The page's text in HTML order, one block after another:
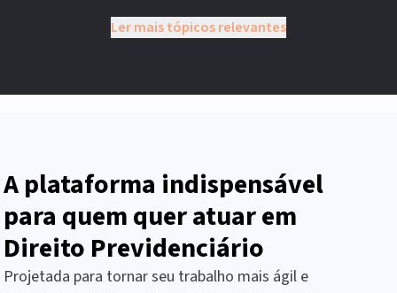
Ler mais tópicos relevantes
A plataforma indispensável
para quem quer atuar em
Direito Previdenciário
Projetada para tornar seu trabalho mais ágil e